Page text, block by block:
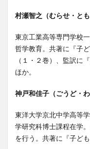
村瀬智之（むらせ・とも
東京工業高等専門学校
哲学教育。共著に『子
（１・２巻）、監訳に
ほか。
神戸和佳子（ごうど・わ
東洋大学京北中学高等
学研究科博士課程在学
を行う。共著に『子ども